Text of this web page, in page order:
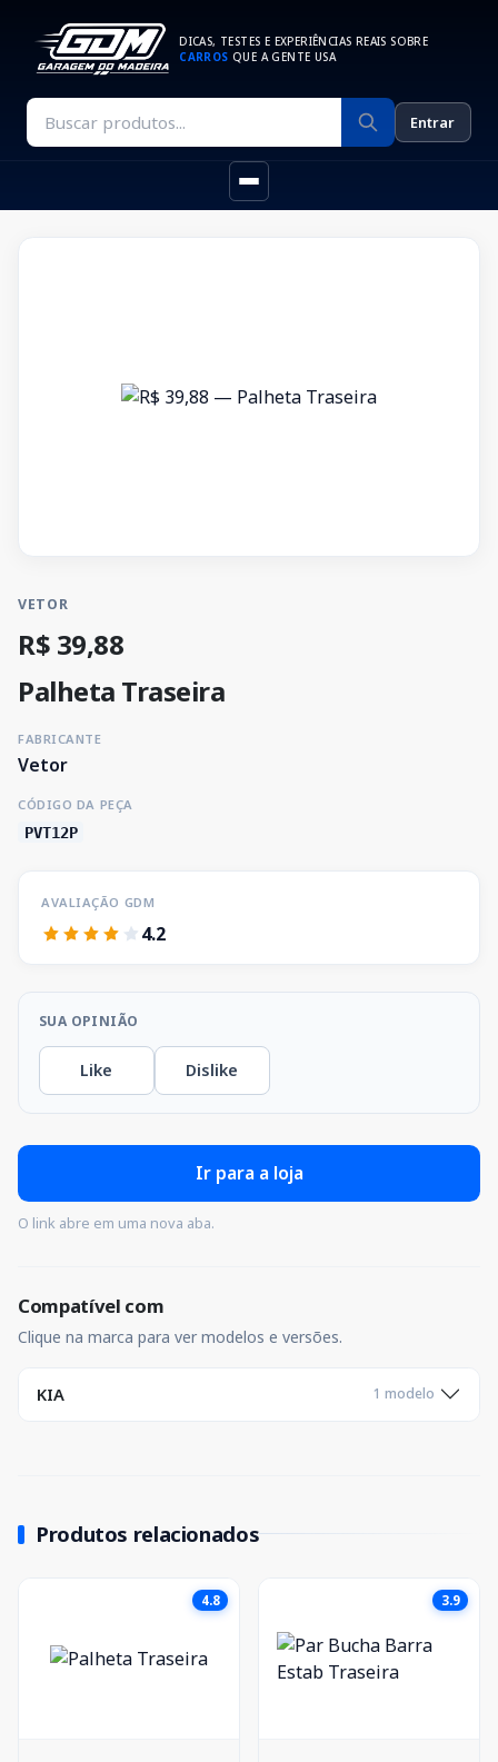
DICAS, TESTES E EXPERIÊNCIAS REAIS SOBRE
CARROS QUE A GENTE USA
Entrar
VETOR
R$ 39,88
Palheta Traseira
FABRICANTE
Vetor
CÓDIGO DA PEÇA
PVT12P
AVALIAÇÃO GDM
4.2
SUA OPINIÃO
Like Dislike
Ir para a loja
O link abre em uma nova aba.
Compatível com
Clique na marca para ver modelos e versões.
KIA 1 modelo
Produtos relacionados
4.8 3.9